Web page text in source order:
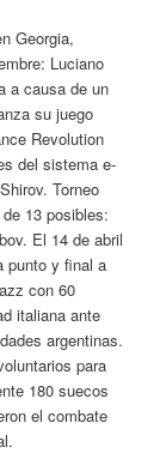
Georgia,
Luciano
a causa de un
su juego
Revolution
del sistema e-
Torneo
13 posibles:
El 14 de abril
punto y final a
con 60
italiana ante
argentinas.
para
180 suecos
el combate